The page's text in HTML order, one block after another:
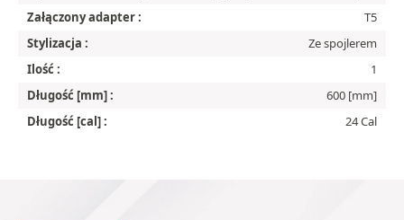
Załączony adapter :
T5
Stylizacja :
Ze spojlerem
Ilość :
1
Długość [mm] :
600 [mm]
Długość [cal] :
24 Cal